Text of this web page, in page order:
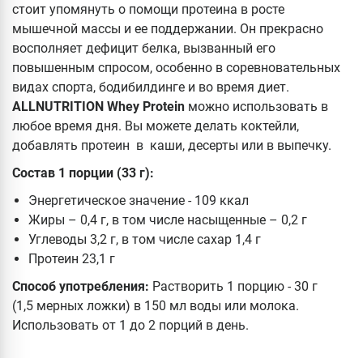
стоит упомянуть о помощи протеина в росте
мышечной массы и ее поддержании. Он прекрасно
восполняет дефицит белка, вызванный его
повышенным спросом, особенно в соревновательных
видах спорта, бодибилдинге и во время диет.
ALLNUTRITION Whey Protein можно использовать в
любое время дня. Вы можете делать коктейли,
добавлять протеин в каши, десерты или в выпечку.
Состав 1 порции (33 г):
Энергетическое значение - 109 ккал
Жиры – 0,4 г, в том числе насыщенные – 0,2 г
Углеводы 3,2 г, в том числе сахар 1,4 г
Протеин 23,1 г
Способ употребления: Растворить 1 порцию - 30 г
(1,5 мерных ложки) в 150 мл воды или молока.
Использовать от 1 до 2 порций в день.